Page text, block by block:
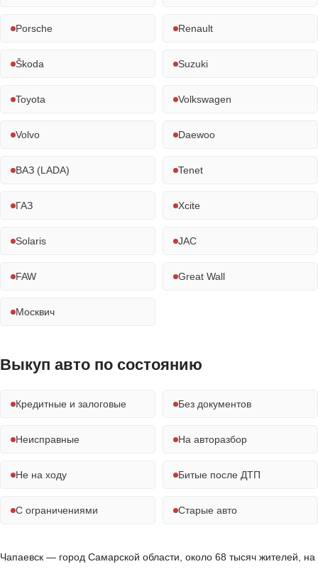
Porsche Renault
Škoda Suzuki
Toyota Volkswagen
Volvo Daewoo
ВАЗ (LADA) Tenet
ГАЗ Xcite
Solaris JAC
FAW Great Wall
Москвич
Выкуп авто по состоянию
Кредитные и залоговые Без документов
Неисправные На авторазбор
Не на ходу Битые после ДТП
С ограничениями Старые авто
Чапаевск — город Самарской области, около 68 тысяч жителей, на